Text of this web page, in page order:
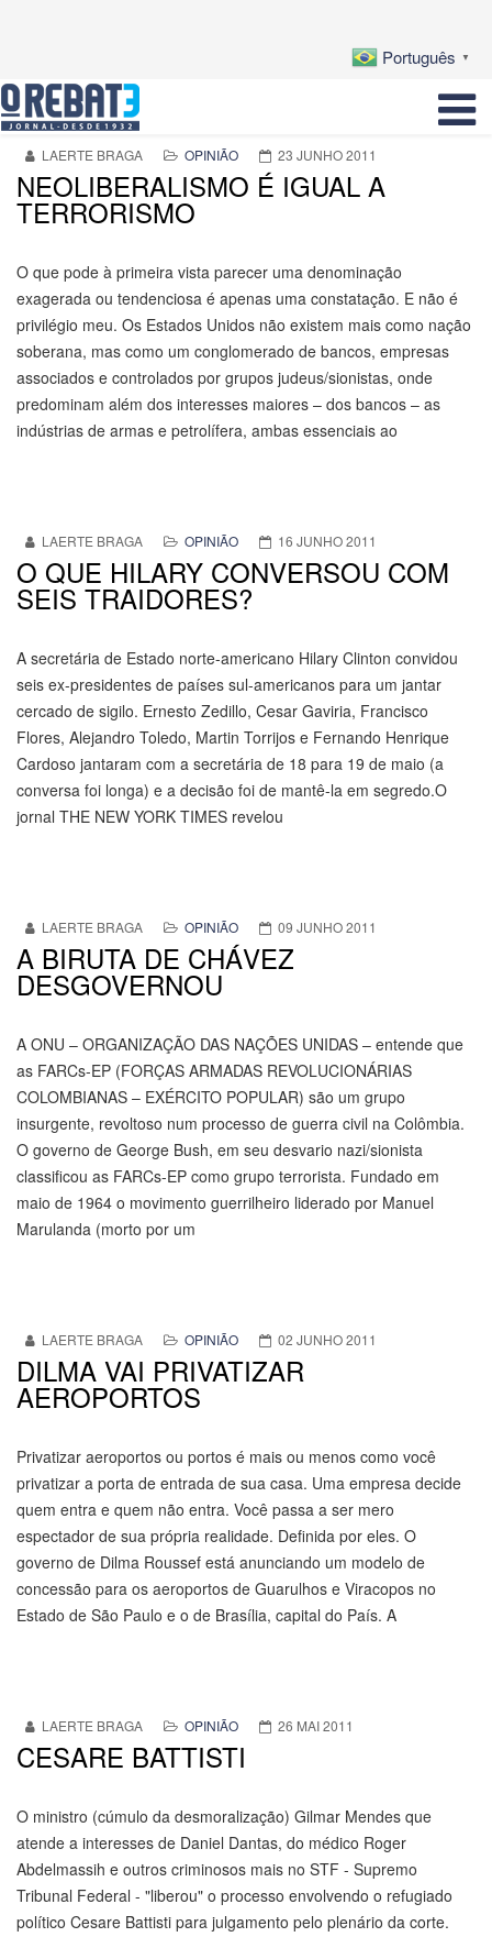
Português ▼
LAERTE BRAGA OPINIÃO 23 JUNHO 2011
NEOLIBERALISMO É IGUAL A
TERRORISMO
O que pode à primeira vista parecer uma denominação
exagerada ou tendenciosa é apenas uma constatação. E não é
privilégio meu. Os Estados Unidos não existem mais como nação
soberana, mas como um conglomerado de bancos, empresas
associados e controlados por grupos judeus/sionistas, onde
predominam além dos interesses maiores – dos bancos – as
indústrias de armas e petrolífera, ambas essenciais ao
LAERTE BRAGA OPINIÃO 16 JUNHO 2011
O QUE HILARY CONVERSOU COM
SEIS TRAIDORES?
A secretária de Estado norte-americano Hilary Clinton convidou
seis ex-presidentes de países sul-americanos para um jantar
cercado de sigilo. Ernesto Zedillo, Cesar Gaviria, Francisco
Flores, Alejandro Toledo, Martin Torrijos e Fernando Henrique
Cardoso jantaram com a secretária de 18 para 19 de maio (a
conversa foi longa) e a decisão foi de mantê-la em segredo.O
jornal THE NEW YORK TIMES revelou
LAERTE BRAGA OPINIÃO 09 JUNHO 2011
A BIRUTA DE CHÁVEZ
DESGOVERNOU
A ONU – ORGANIZAÇÃO DAS NAÇÕES UNIDAS – entende que
as FARCs-EP (FORÇAS ARMADAS REVOLUCIONÁRIAS
COLOMBIANAS – EXÉRCITO POPULAR) são um grupo
insurgente, revoltoso num processo de guerra civil na Colômbia.
O governo de George Bush, em seu desvario nazi/sionista
classificou as FARCs-EP como grupo terrorista. Fundado em
maio de 1964 o movimento guerrilheiro liderado por Manuel
Marulanda (morto por um
LAERTE BRAGA OPINIÃO 02 JUNHO 2011
DILMA VAI PRIVATIZAR
AEROPORTOS
Privatizar aeroportos ou portos é mais ou menos como você
privatizar a porta de entrada de sua casa. Uma empresa decide
quem entra e quem não entra. Você passa a ser mero
espectador de sua própria realidade. Definida por eles. O
governo de Dilma Roussef está anunciando um modelo de
concessão para os aeroportos de Guarulhos e Viracopos no
Estado de São Paulo e o de Brasília, capital do País. A
LAERTE BRAGA OPINIÃO 26 MAI 2011
CESARE BATTISTI
O ministro (cúmulo da desmoralização) Gilmar Mendes que
atende a interesses de Daniel Dantas, do médico Roger
Abdelmassih e outros criminosos mais no STF - Supremo
Tribunal Federal - "liberou" o processo envolvendo o refugiado
político Cesare Battisti para julgamento pelo plenário da corte.